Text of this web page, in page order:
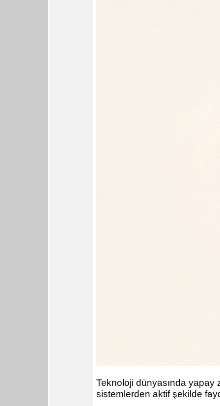
Teknoloji dünyasında yapay
sistemlerden aktif şekilde